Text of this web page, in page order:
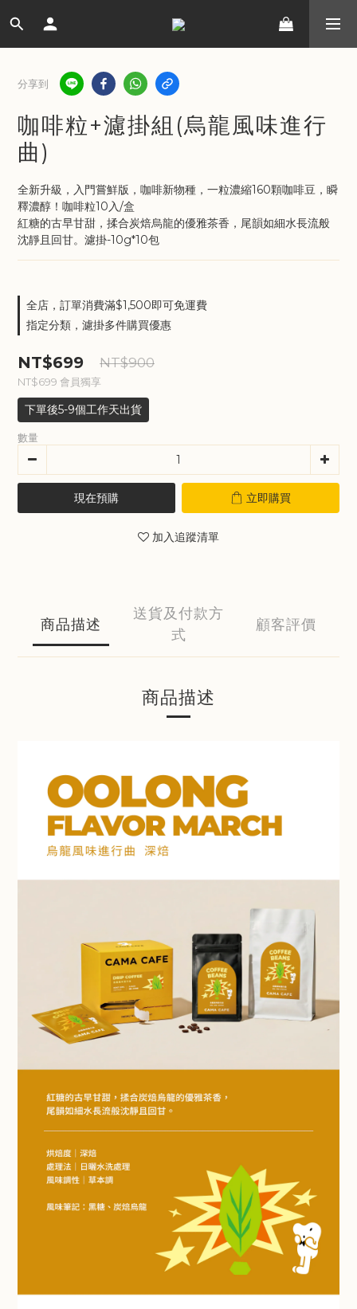
分享到
咖啡粒+濾掛組(烏龍風味進行
曲)
全新升級，入門嘗鮮版，咖啡新物種，一粒濃縮160顆咖啡豆，瞬
釋濃醇！咖啡粒10入/盒
紅糖的古早甘甜，揉合炭焙烏龍的優雅茶香，尾韻如細水長流般
沈靜且回甘。濾掛-10g*10包
全店，訂單消費滿$1,500即可免運費
指定分類，濾掛多件購買優惠
NT$699 NT$900
NT$699 會員獨享
下單後5-9個工作天出貨
數量
現在預購 立即購買
加入追蹤清單
商品描述
送貨及付款方
式
顧客評價
商品描述